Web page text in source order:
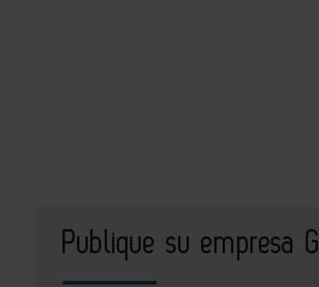
Publique su empresa